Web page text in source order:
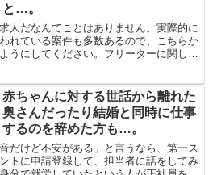
と…。
人だなんてことはありません。実際的に
れている案件も多数あるので、こちらか
うにしてください。フリーターに関して
赤ちゃんに対する世話から離れた
奥さんだったり結婚と同時に仕事
するのを辞めた方も…。
だけど不安がある」と言うなら、第一ス
トに申請登録して、担当者に話をしてみ